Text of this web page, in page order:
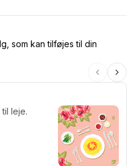
som kan tilføjes til din
leje.